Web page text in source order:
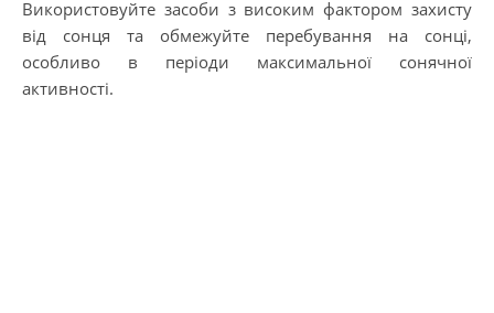
Використовуйте засоби з високим фактором захисту
від сонця та обмежуйте перебування на сонці,
особливо в періоди максимальної сонячної
активності.